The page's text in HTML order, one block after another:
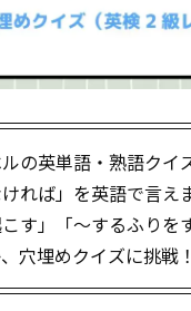
の英単語・熟語クイ
れば」を英語で言え
こす」「〜するふりを
穴埋めクイズに挑戦！